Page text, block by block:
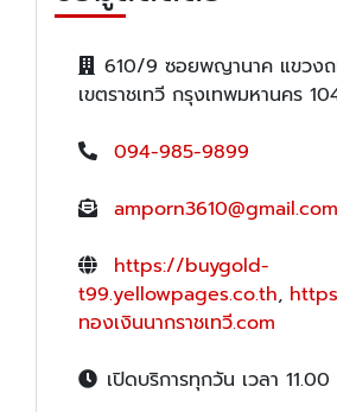
610/9 ซอยพญานาค แขวงถ
เขตราชเทวี กรุงเทพมหานคร
094-985-9899
amporn3610@gmail.com
https://buygold-
t99.yellowpages.co.th,
ทองเงินนากราชเทวี.com
เปิดบริการทุกวัน เวลา